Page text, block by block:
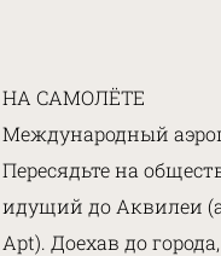
НА САМОЛЁТЕ
Международный
Пересядьте на
идущий до Аквилеи
Apt). Доехав до